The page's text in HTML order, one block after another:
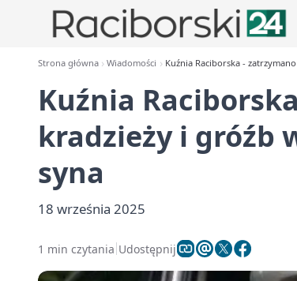
Strona główna Wiadomości Kuźnia Raciborska -
Kuźnia
kradzieży i gróźb
syna
18 września 2025
1 min czytania Udostępnij